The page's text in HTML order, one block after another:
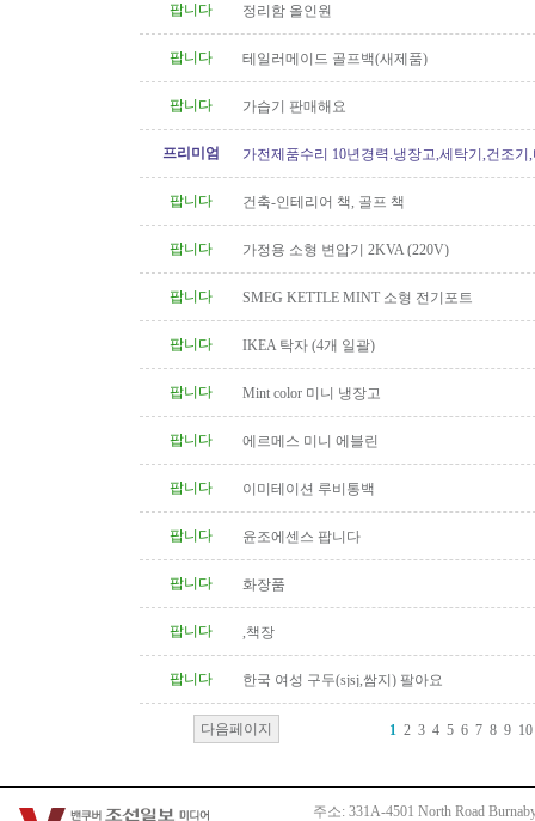
팝니다
정리함 올인원
팝니다 테일러메이드 골프백(새제품)
팝니다 가습기 판매해요
프리미엄
가전제품수리 10년경력.냉장고,세탁기,건조기
팝니다
건축-인테리어 책, 골프 책
팝니다 가정용 소형 변압기 2KVA (220V)
팝니다 SMEG KETTLE MINT 소형 전기포트
팝니다 IKEA 탁자 (4개 일괄)
팝니다 Mint color 미니 냉장고
팝니다 에르메스 미니 에블린
팝니다 이미테이션 루비통백
팝니다 윤조에센스 팝니다
팝니다 화장품
팝니다 ,책장
팝니다 한국 여성 구두(sjsj,쌈지) 팔아요
다음페이지 1 2 3 4 5 6 7 8 9 10
주소: 331A-4501 North Road